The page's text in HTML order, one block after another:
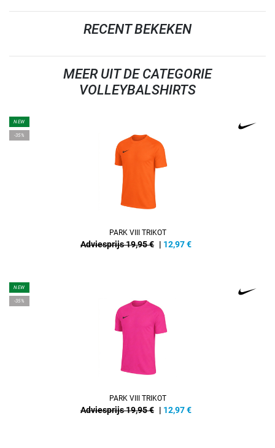
RECENT BEKEKEN
MEER UIT DE CATEGORIE
VOLLEYBALSHIRTS
NEW
-35%
PARK VIII TRIKOT
Adviesprijs 19,95 € | 12,97€
NEW
-35%
PARK VIII TRIKOT
Adviesprijs 19,95 € | 12,97€